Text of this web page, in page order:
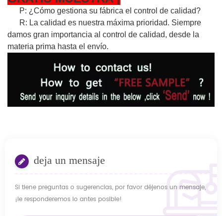
P: ¿Cómo gestiona su fábrica el control de calidad?
R: La calidad es nuestra máxima prioridad. Siempre
damos gran importancia al control de calidad, desde la
materia prima hasta el envío.
deja un mensaje
Si tiene preguntas o sugerencias, por favor déjenos un mensaje,
¡le responderemos lo antes posible!